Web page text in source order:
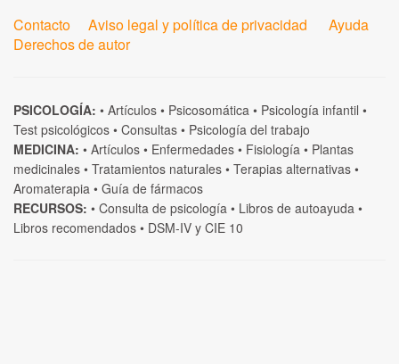
Contacto Aviso legal y política de privacidad
Ayuda
Derechos de autor
PSICOLOGÍA: • Artículos • Psicosomática • Psicología infantil •
Test psicológicos • Consultas • Psicología del trabajo
MEDICINA: • Artículos • Enfermedades • Fisiología • Plantas
medicinales • Tratamientos naturales • Terapias alternativas •
Aromaterapia • Guía de fármacos
RECURSOS: • Consulta de psicología • Libros de autoayuda •
Libros recomendados • DSM-IV y CIE 10